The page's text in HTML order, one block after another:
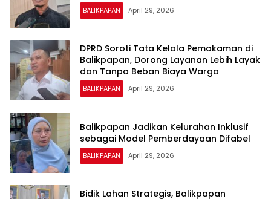
BALIKPAPAN April 29, 2026
DPRD Soroti Tata Kelola Pemakaman di
Balikpapan, Dorong Layanan Lebih Layak
dan Tanpa Beban Biaya Warga
BALIKPAPAN April 29, 2026
Balikpapan Jadikan Kelurahan Inklusif
sebagai Model Pemberdayaan Difabel
BALIKPAPAN April 29, 2026
Bidik Lahan Strategis, Balikpapan